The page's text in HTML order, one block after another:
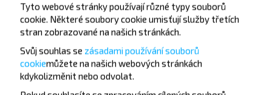
Přihlásit se
Tyto webové stránky používají různé typy souborů
cookie. Některé soubory cookie umisťují služby třetích
stran zobrazované na našich stránkách.
Svůj souhlas se zásadami používání souborů
cookiemůžete na našich webových stránkách
kdykolizměnit nebo odvolat.